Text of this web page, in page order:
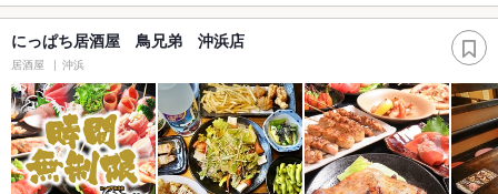
にっぱち居酒屋 鳥兄弟 沖浜店
居酒屋 沖浜